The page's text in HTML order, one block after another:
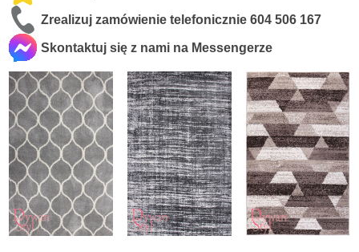
Zrealizuj zamówienie telefonicznie604 506 167
Skontaktuj się z nami na Messengerze